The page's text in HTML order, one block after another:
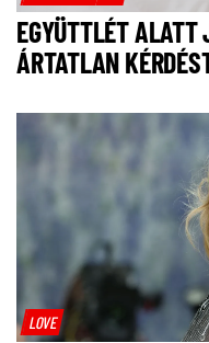
EGYÜTTLÉT ALATT
ÁRTATLAN
LOVE